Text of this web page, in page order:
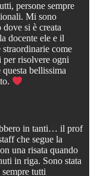
persone sempre
Mi sono
si è creata
docente ele e il
straordinarie come
per risolvere ogni
bellissima
in tanti… il prof
che segue la
una risata quando
in riga. Sono stata
tutti